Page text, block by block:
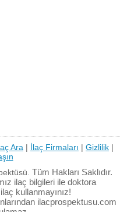
Ara | İlaç Firmaları | Gizlilik |
Tüm Hakları Saklıdır.
ilaç bilgileri ile doktora
kullanmayınız!
ilacprospektusu.com